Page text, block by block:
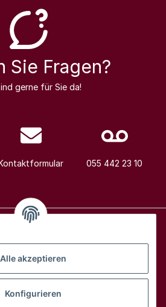
Alle akzeptieren
Konfigurieren
Sie Fragen?
gerne für Sie da!
055 442 23 10